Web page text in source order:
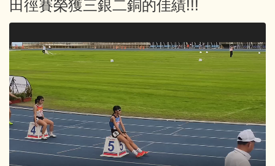
資訊服務
校園行事曆
學校規章彙編
專科教室登記
教師及班級課表
學校會議記錄
田徑賽榮獲三銀二銅的佳績!!!